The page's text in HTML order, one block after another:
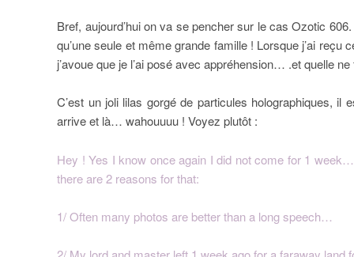
Bref, aujourd’hui on va se pencher sur le cas Ozotic
qu’une seule et même grande famille ! Lorsque j’ai
j’avoue que je l’ai posé avec appréhension… .et quelle
C’est un joli lilas gorgé de particules holographiques, il
arrive et là… wahouuuu ! Voyez plutôt :
Hey ! Yes I know once again I did not come for 1
there are 2 reasons for that:
1/ Often many photos are better than a long speech…